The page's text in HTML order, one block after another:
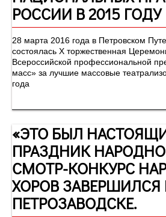
РОССИИ В 2015 ГОДУ
28 марта 2016 года в Петровском
состоялась Х торжественная
Всероссийской профессиональной
масс» за лучшие массовые
года
«ЭТО БЫЛ
ПРАЗДНИК
СМОТР-КОНКУРС
ХОРОВ ЗАВЕРШИЛСЯ
ПЕТРОЗАВОДСКЕ.